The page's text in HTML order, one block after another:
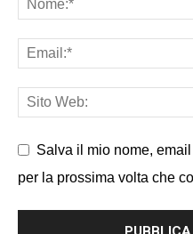
Salva il mio nome,
per la prossima volta che